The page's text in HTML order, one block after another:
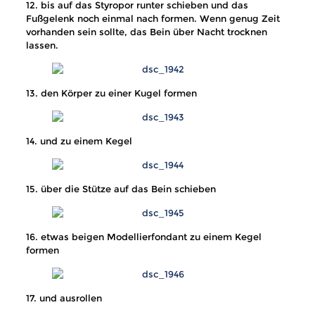
12. bis auf das Styropor runter schieben und das
Fußgelenk noch einmal nach formen. Wenn genug Zeit
vorhanden sein sollte, das Bein über Nacht trocknen
lassen.
13. den Körper zu einer Kugel formen
14. und zu einem Kegel
15. über die Stütze auf das Bein schieben
16. etwas beigen Modellierfondant zu einem Kegel
formen
17. und ausrollen